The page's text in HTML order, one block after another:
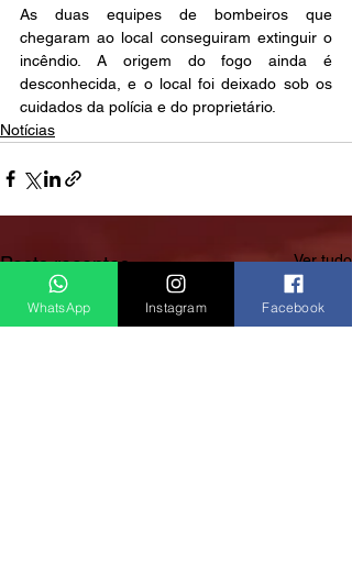
As duas equipes de bombeiros que
chegaram ao local conseguiram extinguir o
incêndio. A origem do fogo ainda é
desconhecida, e o local foi deixado sob os
cuidados da polícia e do proprietário.
Notícias
Posts recentes Ver tudo
WhatsApp Instagram Facebook